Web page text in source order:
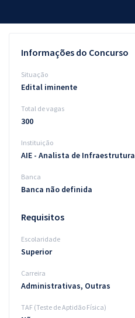
Questões grátis
Blog
Aprovados
Atendimento
Informações do Concurso
Situação
Edital iminente
Total de vagas
300
Instituição
AIE - Analista de Infraestrutura
Banca
Banca não definida
Requisitos
Escolaridade
Superior
Carreira
Administrativas, Outras
TAF (Teste de Aptidão Física)